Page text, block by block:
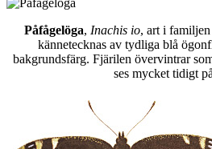
Påfågelöga, Inachis io, art i
kännetecknas av tydliga blå
bakgrundsfärg. Fjärilen övervintrar
ses mycket tidigt